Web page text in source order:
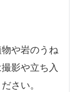
や岩のうね
影や立ち入
さい。